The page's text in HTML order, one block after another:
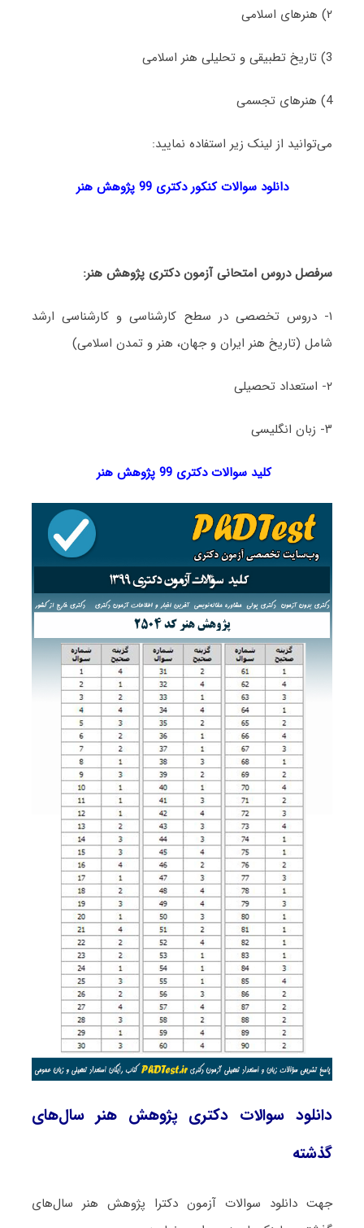
۲) هنرهای اسلامی
3) تاریخ تطبیقی و تحلیلی هنر اسلامی
4) هنرهای تجسمی
می‌توانید از لینک زیر استفاده نمایید:
دانلود سوالات کنکور دکتری 99 پژوهش هنر
سرفصل دروس امتحانی آزمون دکتری پژوهش هنر:
۱- دروس تخصصی در سطح کارشناسی و کارشناسی ارشد
شامل (تاریخ هنر ایران و جهان، هنر و تمدن اسلامی)
۲- استعداد تحصیلی
۳- زبان انگلیسی
کلید سوالات دکتری 99 پژوهش هنر
دانلود سوالات دکتری پژوهش هنر سال‌های
گذشته
جهت دانلود سوالات آزمون دکترا پژوهش هنر سال‌های